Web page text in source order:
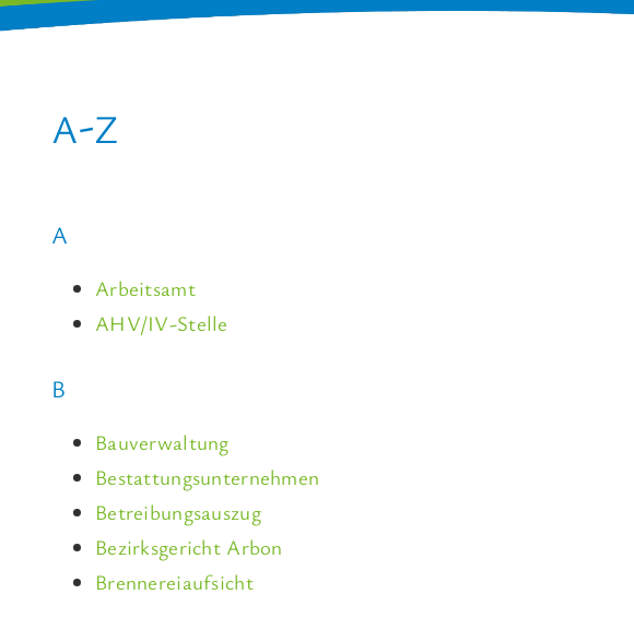
A-Z
A
Arbeitsamt
AHV/IV-Stelle
B
Bauverwaltung
Bestattungsunternehmen
Betreibungsauszug
Bezirksgericht Arbon
Brennereiaufsicht